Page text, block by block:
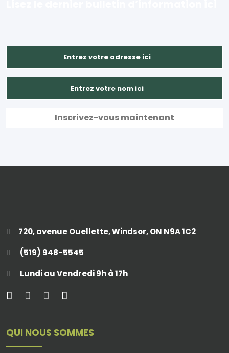
720, avenue Ouellette, Windsor, ON N9A 1C2
(519) 948-5545
Lundi au Vendredi 9h à 17h
QUI NOUS SOMMES